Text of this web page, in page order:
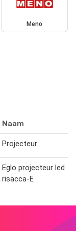
Meno
Naam
Projecteur
Eglo projecteur led
risacca-E